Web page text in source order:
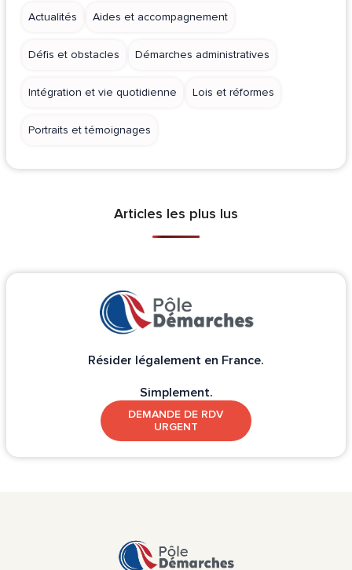
Actualités Aides et accompagnement
Défis et obstacles Démarches administratives
Intégration et vie quotidienne Lois et réformes
Portraits et témoignages
Articles les plus lus
Résider légalement en France.
Simplement.
DEMANDE DE RDV
URGENT